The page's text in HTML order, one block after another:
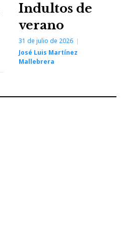
Indultos de
verano
31 de julio de 2026
José Luis Martínez
Mallebrera